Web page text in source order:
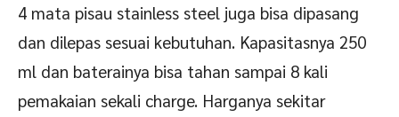
4 mata pisau stainless steel juga bisa dipasang
dan dilepas sesuai kebutuhan. Kapasitasnya 250
ml dan baterainya bisa tahan sampai 8 kali
pemakaian sekali charge. Harganya sekitar